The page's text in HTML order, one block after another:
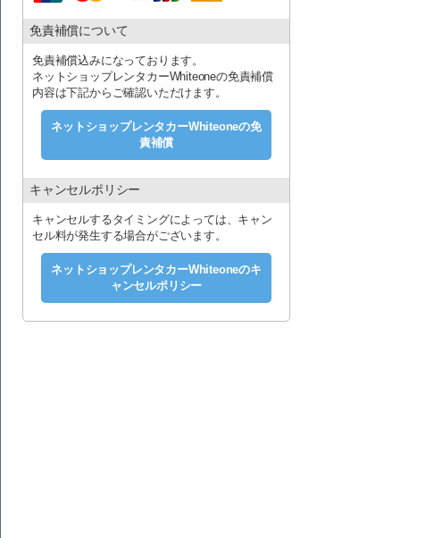
免責補償について
免責補償込みになっております。
ネットショップレンタカーWhiteoneの免責補償
内容は下記からご確認いただけます。
ネットショップレンタカーWhiteoneの免
責補償
キャンセルポリシー
キャンセルするタイミングによっては、キャン
セル料が発生する場合がございます。
ネットショップレンタカーWhiteoneのキ
ャンセルポリシー